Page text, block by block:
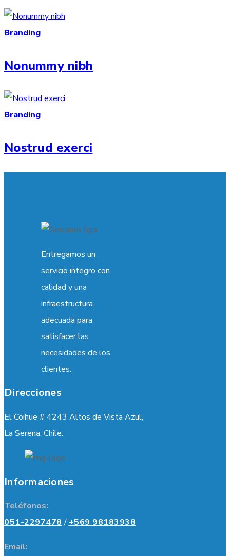
Branding
Nonummy nibh
Branding
Nostrud exerci
Entregamos un
servicio integro con
calidad y una
infraestructura
adecuada para
satisfacer las
necesidades de los
clientes.
Direcciones
El Coihue # 4243 Altos de Vista Azul,
La Serena. Chile.
Informaciones
Teléfonos:
051-2297478 / +569 98183938
Email: